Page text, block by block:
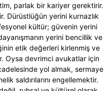
parlak bir kariyer gerektirir.
Dürüstlüğün yerini kurnazlık
kültür; güvenin yerini
yerini bencillik ve
etik değerleri kirlenmiş ve
Oysa devrimci avukatlar için
yol almak, sermaye
saldırılarını engellemektir.